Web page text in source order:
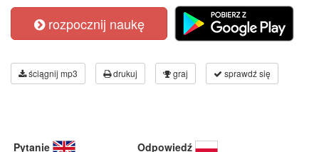
rozpocznij naukę
ściągnij mp3 drukuj graj sprawdź się
Pytanie Odpowiedź